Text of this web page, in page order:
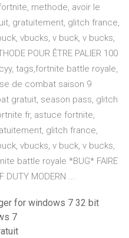
methode, avoir le
gratuitement, glitch france,
vbucks, v buck, v bucks,
POUR ÊTRE PALIER 100
tags,fortnite battle royale,
de combat saison 9
gratuit, season pass, glitch
fr, astuce fortnite,
glitch france,
vbucks, v buck, v bucks,
battle royale *BUG* FAIRE
DUTY MODERN ...
for windows 7 32 bit
7